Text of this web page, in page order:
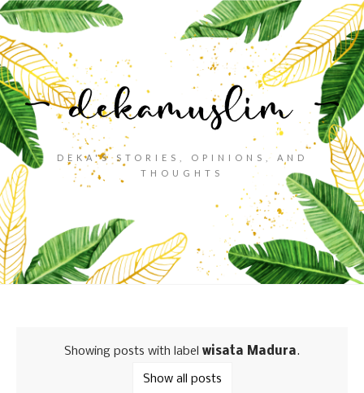
DEKA'S STORIES, OPINIONS, AND
THOUGHTS
Showing posts with label wisata Madura.
Show all posts